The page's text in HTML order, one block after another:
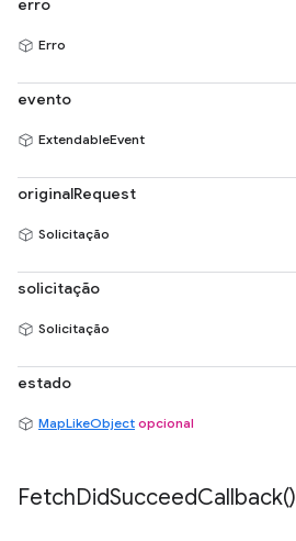
erro
Erro
evento
ExtendableEvent
originalRequest
Solicitação
solicitação
Solicitação
estado
MapLikeObject opcional
FetchDidSucceedCallback()